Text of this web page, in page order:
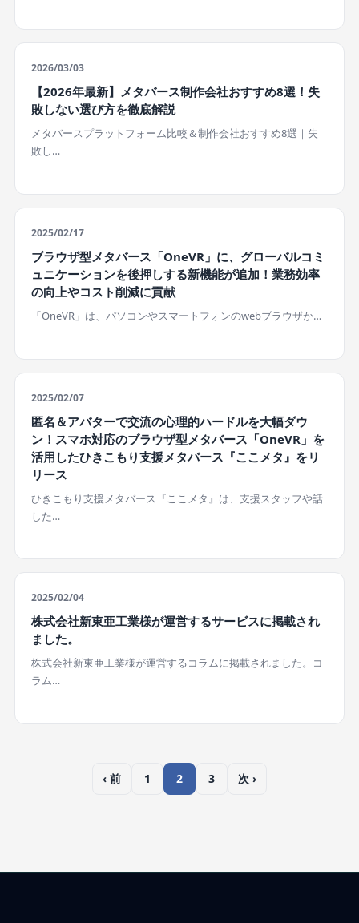
2026/03/03
【2026年最新】メタバース制作会社おすすめ8選！失
敗しない選び方を徹底解説
メタバースプラットフォーム比較＆制作会社おすすめ8選｜失
敗し…
2025/02/17
ブラウザ型メタバース「OneVR」に、グローバルコミ
ュニケーションを後押しする新機能が追加！業務効率
の向上やコスト削減に貢献
「OneVR」は、パソコンやスマートフォンのwebブラウザか…
2025/02/07
匿名＆アバターで交流の心理的ハードルを大幅ダウ
ン！スマホ対応のブラウザ型メタバース「OneVR」を
活用したひきこもり支援メタバース『ここメタ』をリ
リース
ひきこもり支援メタバース『ここメタ』は、支援スタッフや話
した…
2025/02/04
株式会社新東亜工業様が運営するサービスに掲載され
ました。
株式会社新東亜工業様が運営するコラムに掲載されました。コ
ラム…
‹ 前 1 2 3 次 ›